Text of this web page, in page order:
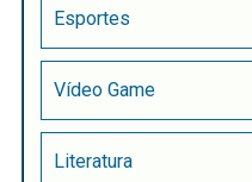
Esportes
Vídeo Game
Literatura